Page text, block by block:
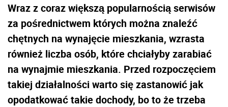
Wraz z coraz większą popularnością serwisów
za pośrednictwem których można znaleźć
chętnych na wynajęcie mieszkania, wzrasta
również liczba osób, które chciałyby zarabiać
na wynajmie mieszkania. Przed rozpoczęciem
takiej działalności warto się zastanowić jak
opodatkować takie dochody, bo to że trzeba